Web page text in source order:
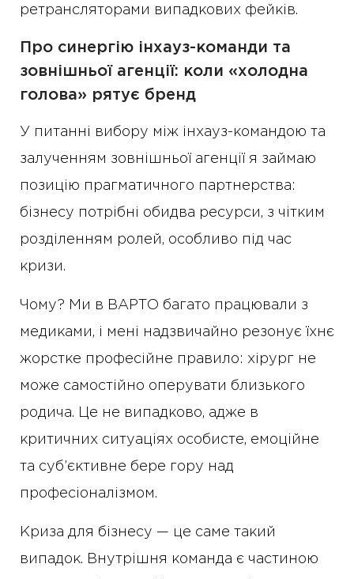
ретрансляторами випадкових фейків.
Про синергію інхауз-команди та
зовнішньої агенції: коли «холодна
голова» рятує бренд
У питанні вибору між інхауз-командою та
залученням зовнішньої агенції я займаю
позицію прагматичного партнерства:
бізнесу потрібні обидва ресурси, з чітким
розділенням ролей, особливо під час
кризи.
Чому? Ми в ВАРТО багато працювали з
медиками, і мені надзвичайно резонує їхнє
жорстке професійне правило: хірург не
може самостійно оперувати близького
родича. Це не випадково, адже в
критичних ситуаціях особисте, емоційне
та суб’єктивне бере гору над
професіоналізмом.
Криза для бізнесу — це саме такий
випадок. Внутрішня команда є частиною